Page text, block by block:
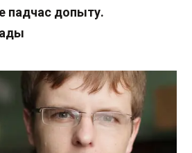
падчас допыту.